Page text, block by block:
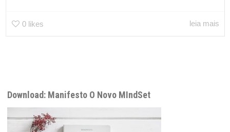
0 likes leia mais
Download: Manifesto O Novo MIndSet